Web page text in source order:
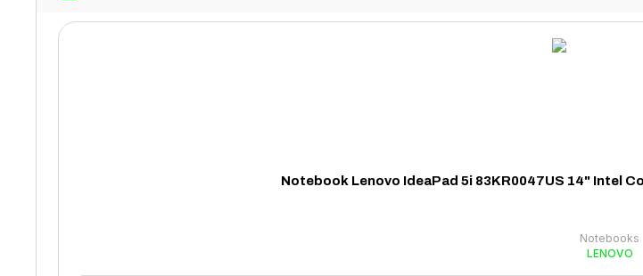
Notebook Lenovo IdeaPad 5i 83KR0047US 14" Intel
Notebooks
LENOVO